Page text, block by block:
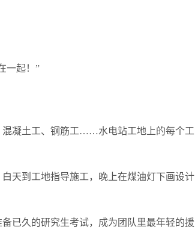
一起！”
混凝土工、钢筋工……水电站工地上的每个工
天到工地指导施工，晚上在煤油灯下画设计
已久的研究生考试，成为团队里最年轻的援